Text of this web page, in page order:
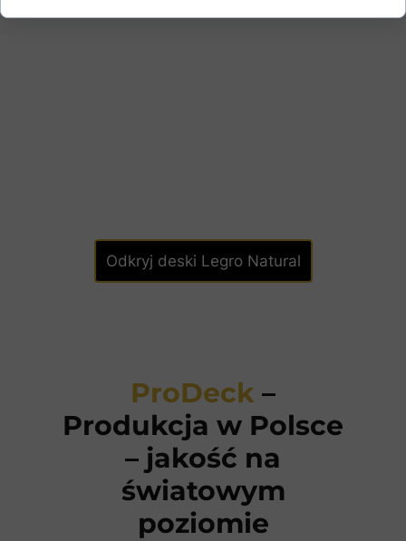
Odkryj deski Legro Natural
ProDeck –
Produkcja w Polsce
– jakość na
światowym
poziomie